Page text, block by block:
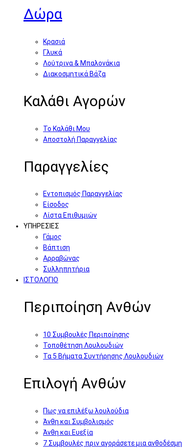
Δώρα
Κρασιά
Γλυκά
Λούτρινα & Μπαλονάκια
Διακοσμητικά Βάζα
Καλάθι Αγορών
Το Καλάθι Μου
Αποστολή Παραγγελίας
Παραγγελίες
Εντοπισμός Παραγγελίας
Είσοδος
Λίστα Επιθυμιών
ΥΠΗΡΕΣΙΕΣ
Γάμος
Βάπτιση
Αρραβώνας
Συλληπητήρια
ΙΣΤΟΛΟΓΙΟ
Περιποίηση Ανθών
10 Συμβουλές Περιποίησης
Τοποθέτηση Λουλουδιών
Τα 5 Βήματα Συντήρησης Λουλουδιών
Επιλογή Ανθών
Πως να επιλέξω λουλούδια
Άνθη και Συμβολισμός
Άνθη και Ευεξία
7 Συμβουλές πριν αγοράσετε μια ανθοδέσμη